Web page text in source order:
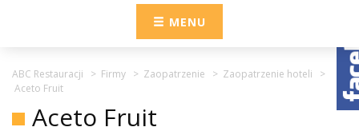
MENU
ABC Restauracji > Firmy > Zaopatrzenie > Zaopatrzenie hoteli
>
Aceto Fruit
Aceto Fruit